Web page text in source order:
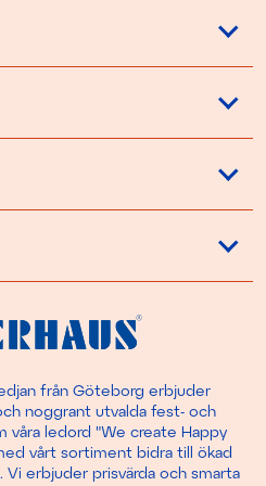
från Göteborg erbjuder
noggrant utvalda fest- och
våra ledord "We create Happy
vårt sortiment bidra till ökad
Vi erbjuder prisvärda och smarta